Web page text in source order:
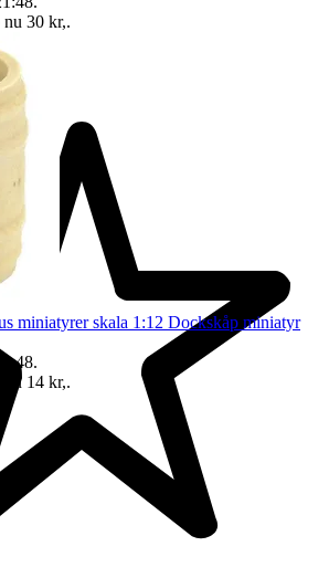
30 kr,.
miniatyrer skala 1:12 Dockskåp miniatyr
.
nu 14 kr,.